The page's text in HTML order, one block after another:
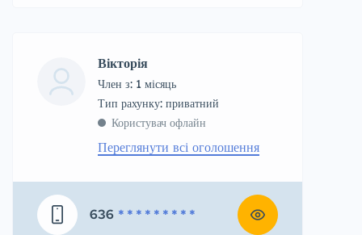
Вікторія
Член з: 1 місяць
тип рахунку: приватний
Користувач офлайн
Переглянути всі оголошення
636 * * * * * * * * *